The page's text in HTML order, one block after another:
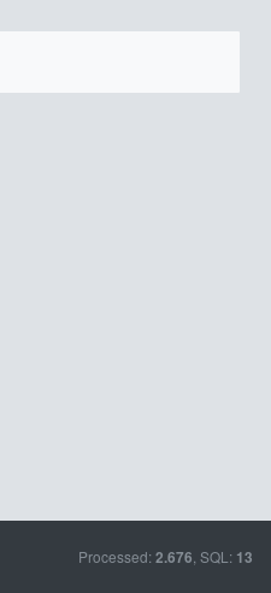
Processed: 2.676 , SQL: 13